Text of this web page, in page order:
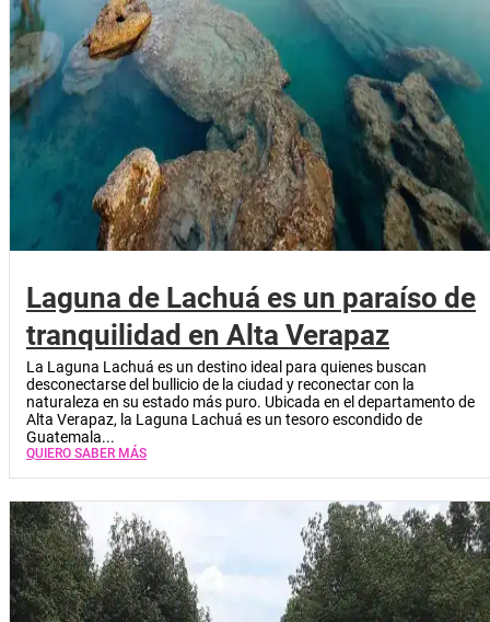
Laguna de Lachuá es un paraíso de
tranquilidad en Alta Verapaz
La Laguna Lachuá es un destino ideal para quienes buscan
desconectarse del bullicio de la ciudad y reconectar con la
naturaleza en su estado más puro. Ubicada en el departamento de
Alta Verapaz, la Laguna Lachuá es un tesoro escondido de
Guatemala...
QUIERO SABER MÁS